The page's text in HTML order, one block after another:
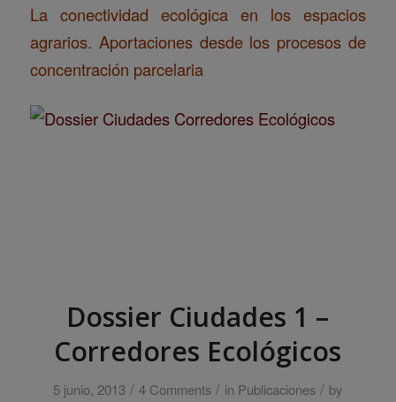
La conectividad ecológica en los espacios
agrarios. Aportaciones desde los procesos de
concentración parcelaria
Dossier Ciudades 1 –
Corredores Ecológicos
5 junio, 2013 / 4 Comments / in Publicaciones / by